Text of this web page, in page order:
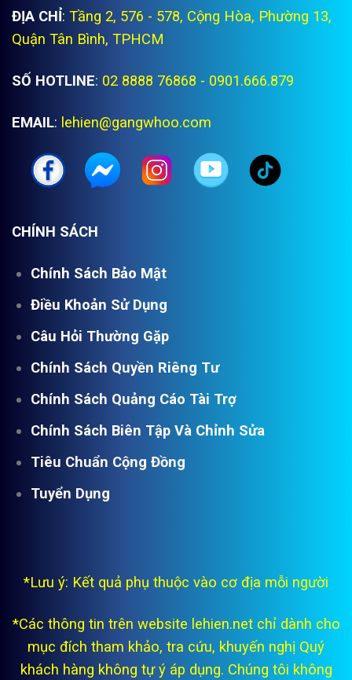
ĐỊA CHỈ: Tầng 2, 576 - 578, Cộng Hòa, Phường 13,
Quận Tân Bình, TPHCM
SỐ HOTLINE: 02 8888 76868 - 0901.666.879
EMAIL: lehien@gangwhoo.com
CHÍNH SÁCH
Chính Sách Bảo Mật
Điều Khoản Sử Dụng
Câu Hỏi Thường Gặp
Chính Sách Quyền Riêng Tư
Chính Sách Quảng Cáo Tài Trợ
Chính Sách Biên Tập Và Chỉnh Sửa
Tiêu Chuẩn Cộng Đồng
Tuyển Dụng
*Lưu ý: Kết quả phụ thuộc vào cơ địa mỗi người
*Các thông tin trên website lehien.net chỉ dành cho
mục đích tham khảo, tra cứu, khuyến nghị Quý
khách hàng không tự ý áp dụng. Chúng tôi không